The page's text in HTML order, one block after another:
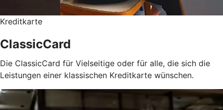
Kreditkarte
ClassicCard
Die ClassicCard für Vielseitige oder für alle, die sich die
Leistungen einer klassischen Kreditkarte wünschen.